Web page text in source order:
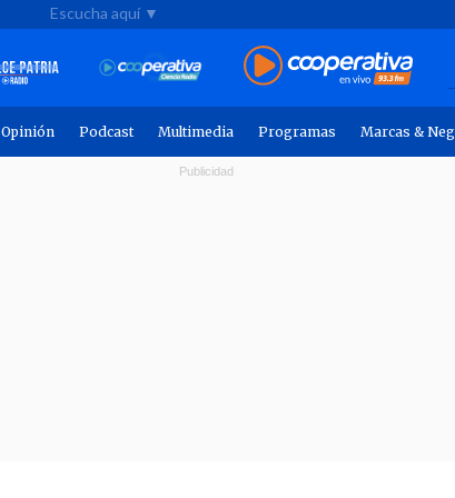
Escucha aquí ▼
Opinión Podcast Multimedia Programas Marcas &